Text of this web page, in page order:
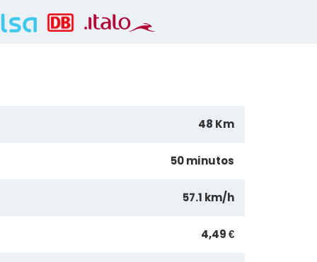
48 Km
50 minutos
57.1 km/h
4,49 €